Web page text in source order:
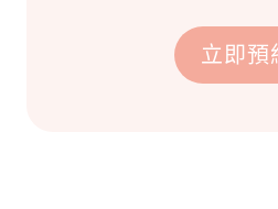
立即預